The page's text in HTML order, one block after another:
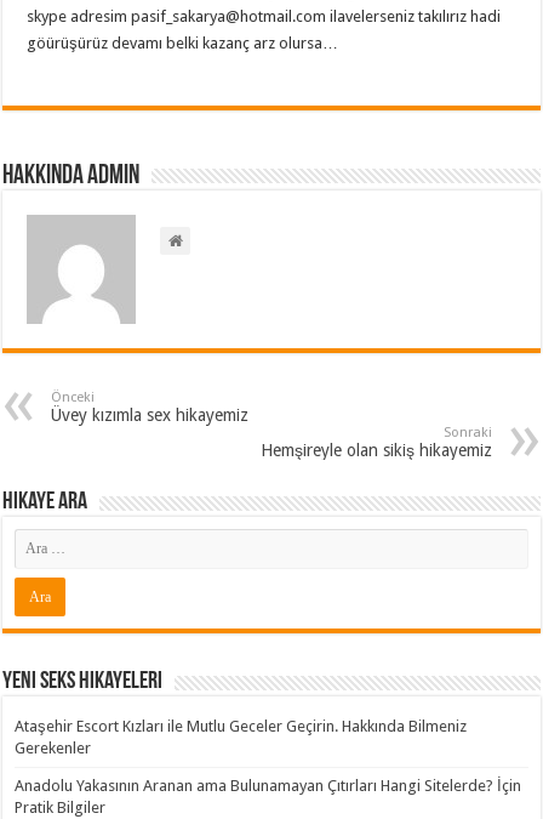
skype adresim pasif_sakarya@hotmail.com ilavelerseniz takılırız hadi
göürüşürüz devamı belki kazanç arz olursa…
Hakkında admin
Önceki
Üvey kızımla sex hikayemiz
Sonraki
Hemşireyle olan sikiş hikayemiz
Hikaye ARA
Yeni Seks Hikayeleri
Ataşehir Escort Kızları ile Mutlu Geceler Geçirin. Hakkında Bilmeniz
Gerekenler
Anadolu Yakasının Aranan ama Bulunamayan Çıtırları Hangi Sitelerde? İçin
Pratik Bilgiler